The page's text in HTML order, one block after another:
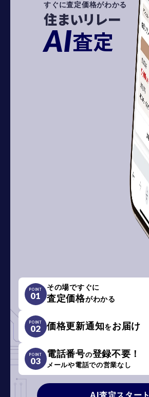
すぐに査定価格がわかる
住まいリレー
AI査定
POINT
01
その場ですぐに
査定価格がわかる
POINT
02 価格更新通知をお届け
POINT
03
電話番号の登録不要！
メールや電話での営業なし